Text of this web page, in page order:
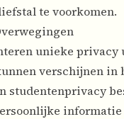
te voorkomen.
unieke
verschijnen
studentenprivacy